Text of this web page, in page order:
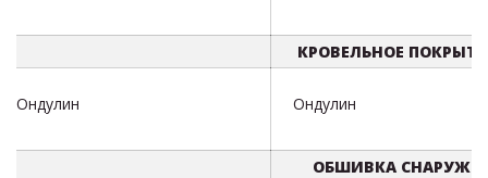
КРОВЕЛЬНОЕ
Ондулин Ондулин
ОБШИВКА СНАРУЖИ